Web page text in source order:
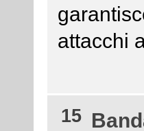
attacchi
15